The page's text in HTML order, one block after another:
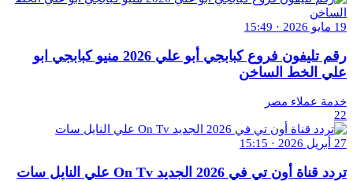
19 مايو 2026 · 15:49
رقم تليفون فروع كبابجي أبو علي 2026 منيو كبابجي ابو
علي الخط الساخن
خدمة عملاء مصر
22
27 أبريل 2026 · 15:15
تردد قناة أون تي في 2026 الجديد On Tv علي النايل سات